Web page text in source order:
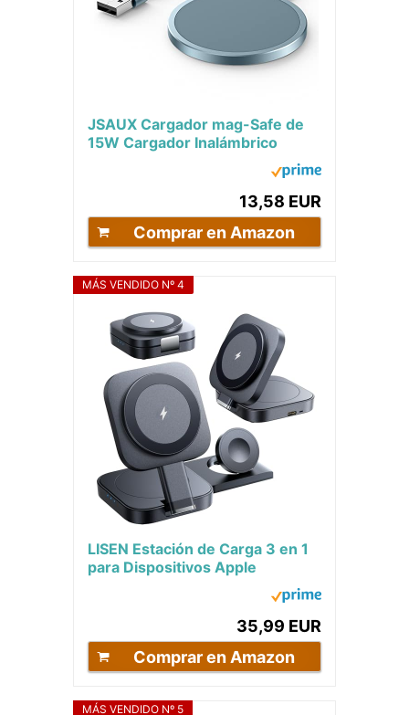
JSAUX Cargador mag-Safe de
15W Cargador Inalámbrico
Magnético Estación de Carga
13,58 EUR
Comprar en Amazon
MÁS VENDIDO Nº 4
LISEN Estación de Carga 3 en 1
para Dispositivos Apple
Magsafe Cargador Inalámbrico
35,99 EUR
Comprar en Amazon
MÁS VENDIDO Nº 5